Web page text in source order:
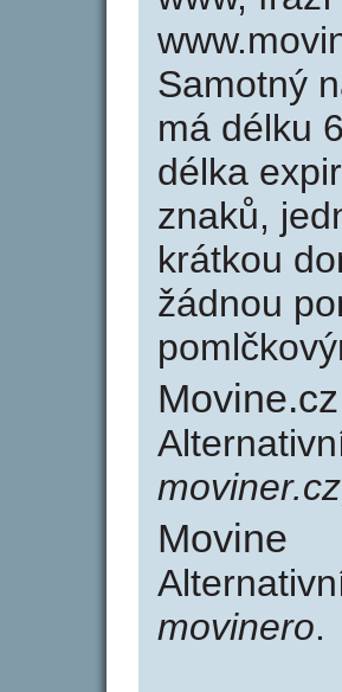
Samotný
má délku
délka
znaků,
krátkou
žádnou
Movine.cz
Movine
movinero.